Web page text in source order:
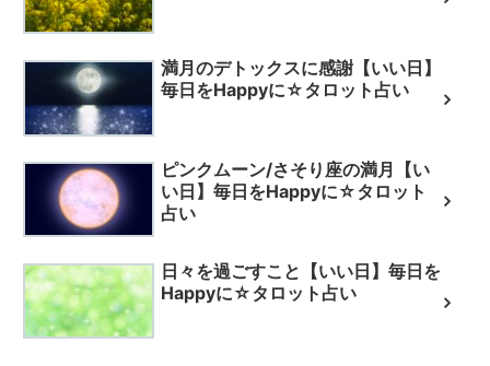
満月のデトックスに感謝【いい日】
毎日をHappyに☆タロット占い
ピンクムーン/さそり座の満月【い
い日】毎日をHappyに☆タロット
占い
日々を過ごすこと【いい日】毎日を
Happyに☆タロット占い